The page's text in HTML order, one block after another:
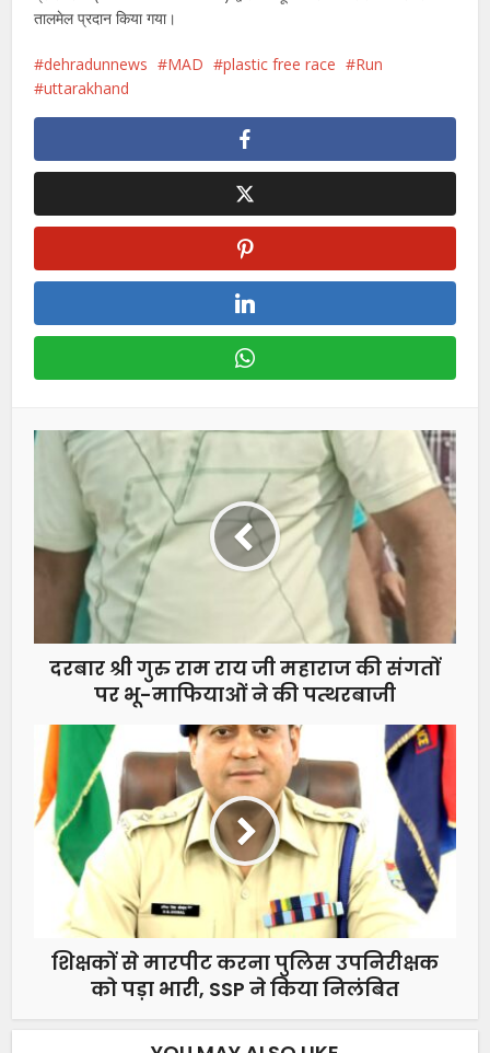
तालमेल प्रदान किया गया।
dehradunnews MAD plastic free race
Run
uttarakhand
दरबार श्री गुरु राम राय जी महाराज की संगतों
पर भू-माफियाओं ने की पत्थरबाजी
शिक्षकों से मारपीट करना पुलिस उपनिरीक्षक
को पड़ा भारी, SSP ने किया निलंबित